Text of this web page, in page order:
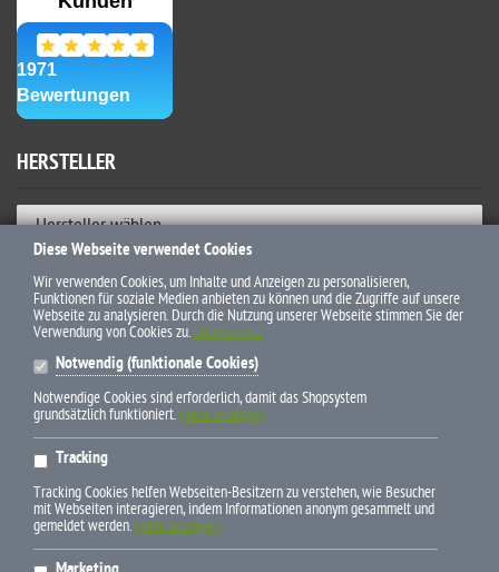
HERSTELLER
Hersteller wählen
ZAHLUNGSWEISEN
* Alle Preise inkl. gesetzl. Mehrwertsteuer zzgl. Versandkosten und
ggf. Nachnahmegebühren, wenn nicht anders beschrieben
Diese Webseite verwendet Cookies
Wir verwenden Cookies, um Inhalte und Anzeigen zu personalisieren,
Funktionen für soziale Medien anbieten zu können und die Zugriffe auf unsere
Webseite zu analysieren. Durch die Nutzung unserer Webseite stimmen Sie der
Verwendung von Cookies zu. Datenschutz
Notwendig (funktionale Cookies)
Notwendige Cookies sind erforderlich, damit das Shopsystem
grundsätzlich funktioniert.(mehr anzeigen)
Tracking
Tracking Cookies helfen Webseiten-Besitzern zu verstehen, wie Besucher
mit Webseiten interagieren, indem Informationen anonym gesammelt und
gemeldet werden.(mehr anzeigen)